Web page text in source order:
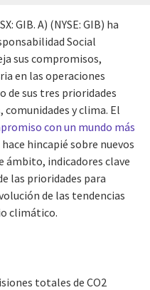
GIB. A) (NYSE: GIB) ha
Social
sus compromisos,
en las operaciones
de sus tres prioridades
y clima. El
con un mundo más
hincapié sobre nuevos
ámbito, indicadores clave
las prioridades para
de las tendencias
climático.
totales de CO2